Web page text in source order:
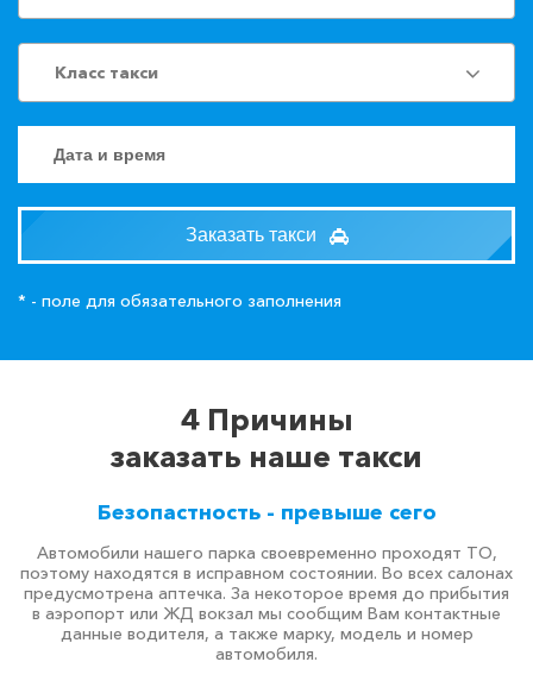
Класс такси
Заказать такси
* - поле для обязательного заполнения
4 Причины
заказать наше такси
Безопастность - превыше сего
Автомобили нашего парка своевременно проходят ТО,
поэтому находятся в исправном состоянии. Во всех салонах
предусмотрена аптечка. За некоторое время до прибытия
в аэропорт или ЖД вокзал мы сообщим Вам контактные
данные водителя, а также марку, модель и номер
автомобиля.